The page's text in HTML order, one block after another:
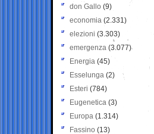
don Gallo (9)
economia (2.331)
elezioni (3.303)
emergenza (3.077)
Energia (45)
Esselunga (2)
Esteri (784)
Eugenetica (3)
Europa (1.314)
Fassino (13)